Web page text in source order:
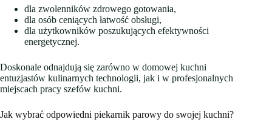
dla zwolenników zdrowego gotowania,
dla osób ceniących łatwość obsługi,
dla użytkowników poszukujących efektywności
energetycznej.
Doskonale odnajdują się zarówno w domowej kuchni
entuzjastów kulinarnych technologii, jak i w profesjonalnych
miejscach pracy szefów kuchni.
Jak wybrać odpowiedni piekarnik parowy do swojej kuchni?